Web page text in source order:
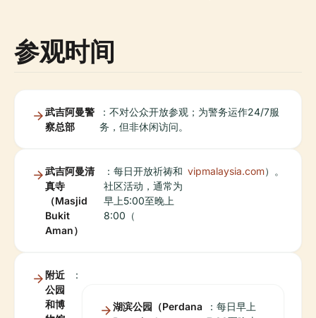
参观时间
武吉阿曼警
察总部
：不对公众开放参观；为警务运作24/7服
务，但非休闲访问。
武吉阿曼清
真寺
（Masjid
Bukit
Aman）
：每日开放祈祷和
社区活动，通常为
早上5:00至晚上
8:00（
vipmalaysia.com）。
附近
公园
和博
：
湖滨公园（Perdana
：每日早上